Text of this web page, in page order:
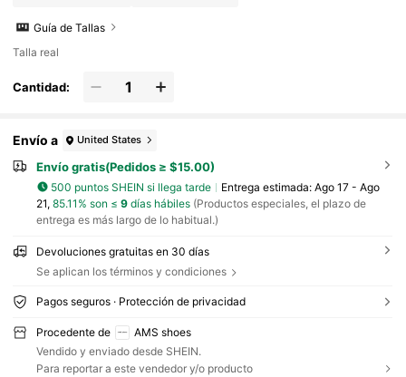
Guía de Tallas
Talla real
Cantidad:
Envío a United States
Envío gratis(Pedidos ≥ $15.00)
500 puntos SHEIN si llega tarde Entrega estimada: Ago 17 - Ago
21, 85.11% son ≤ 9días hábiles(Productos especiales, el plazo de
entrega es más largo de lo habitual.)
Devoluciones gratuitas en 30 días
Se aplican los términos y condiciones
Pagos seguros · Protección de privacidad
Procedente de
AMS shoes
Vendido y enviado desde SHEIN.
Para reportar a este vendedor y/o producto